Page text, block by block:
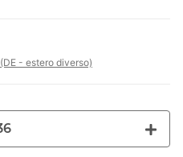
(DE - estero diverso)